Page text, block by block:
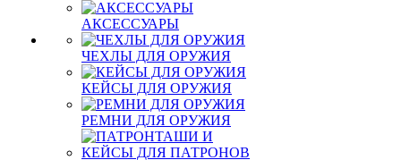
АКСЕССУАРЫ
ЧЕХЛЫ ДЛЯ ОРУЖИЯ
КЕЙСЫ ДЛЯ ОРУЖИЯ
РЕМНИ ДЛЯ ОРУЖИЯ